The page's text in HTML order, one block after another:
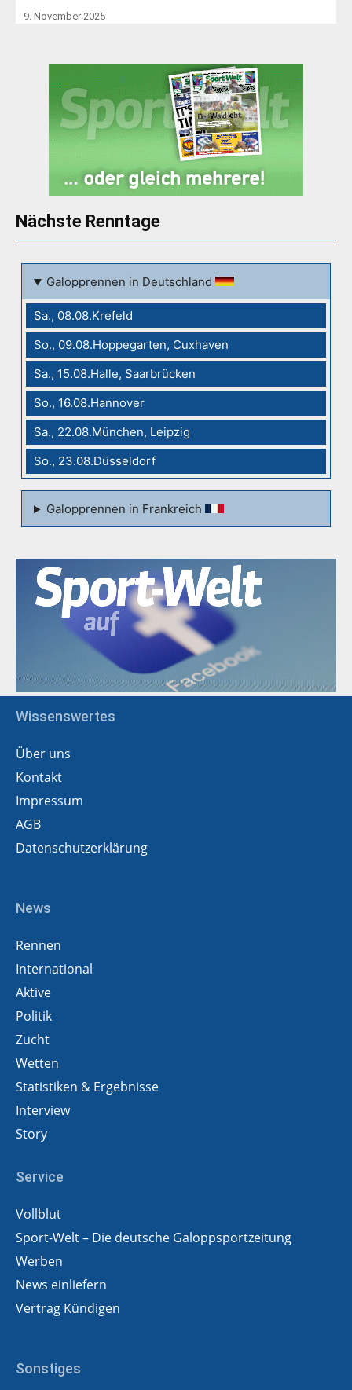
9. November 2025
Nächste Renntage
Galopprennen in Deutschland
Sa., 08.08.Krefeld
So., 09.08.Hoppegarten, Cuxhaven
Sa., 15.08.Halle, Saarbrücken
So., 16.08.Hannover
Sa., 22.08.München, Leipzig
So., 23.08.Düsseldorf
Galopprennen in Frankreich
Wissenswertes
Über uns
Kontakt
Impressum
AGB
Datenschutzerklärung
News
Rennen
International
Aktive
Politik
Zucht
Wetten
Statistiken & Ergebnisse
Interview
Story
Service
Vollblut
Sport-Welt – Die deutsche Galoppsportzeitung
Werben
News einliefern
Vertrag Kündigen
Sonstiges